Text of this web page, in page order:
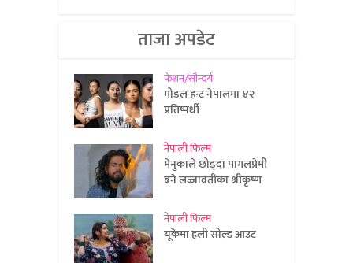
ताजा अपडेट
फेशन/सौन्दर्य
मोडल हन्ट नेपालमा ४२
प्रतिष्पर्धी
नेपाली फिल्म
मेनुकाले छोड्दा पागलप्रेमी
बने लज्जावतीका श्रीकृष्ण
नेपाली फिल्म
यूकेमा हली सोल्ड आउट